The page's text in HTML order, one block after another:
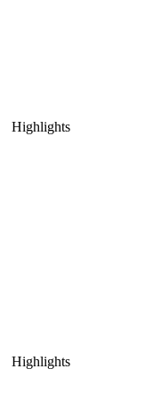
Highlights
Highlights